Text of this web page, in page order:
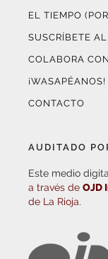
EL TIEMPO
SUSCRÍBETE
COLABORA
¡WASAPÉANOS!
CONTACTO
AUDITADO
Este medio
a través de OJD
de La Rioja.